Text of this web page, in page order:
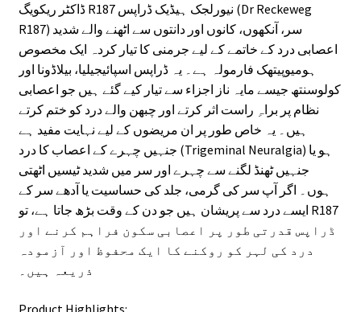
ڈاکٹر ریکویگ R187 نیورلجک ہیڈیک ڈراپس (Dr Reckeweg
R187) سر، آنکھوں، کانوں اور دانتوں سے اٹھنے والے شدید
اعصابی درد کے خاتمے کے لیے جرمنی کا تیار کردہ ایک مخصوص
ہومیوپیتھک فارمولہ ہے۔ یہ ڈراپس اسپائیجیلیا، بیلاڈونا اور
کولوسنتھ جیسے مایہ ناز اجزاء سے تیار کیے گئے ہیں جو اعصابی
نظام پر براہِ راست اثر کرتے اور چبھن والے درد کو ختم کرتے
ہیں۔ یہ خاص طور پر ان مریضوں کے لیے نہایت مفید ہے
جنہیں چہرے کے اعصاب کا درد (Trigeminal Neuralgia) ہو یا
جنہیں ٹھنڈ لگنے سے چہرے اور سر میں شدید ٹیسیں اٹھتی
ہوں۔ اگر آپ سر کی گرمی، جلد کی حساسیت یا آدھے سر کے
ایسے درد سے پریشان ہیں جو دن کے وقت بڑھ جاتا ہے، تو R187
ڈراپس قدرتی طور پر اعصابی سکون فراہم کرنے اور
درد کی لہر کو روکنے کا ایک محفوظ اور آزمودہ
ذریعہ ہیں۔
Product Highlights: